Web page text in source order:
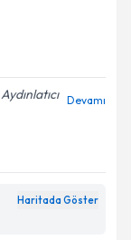
Devamı
Haritada Göster